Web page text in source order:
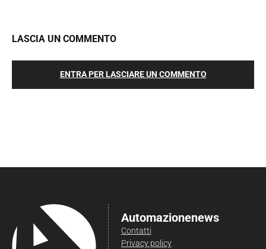
LASCIA UN COMMENTO
ENTRA PER LASCIARE UN COMMENTO
Automazionenews
Contatti
Privacy policy